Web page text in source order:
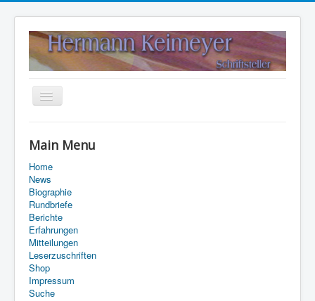
Navigation
Suche
Main Menu
Home
News
Biographie
Rundbriefe
Berichte
Erfahrungen
Mitteilungen
Leserzuschriften
Shop
Impressum
Suche